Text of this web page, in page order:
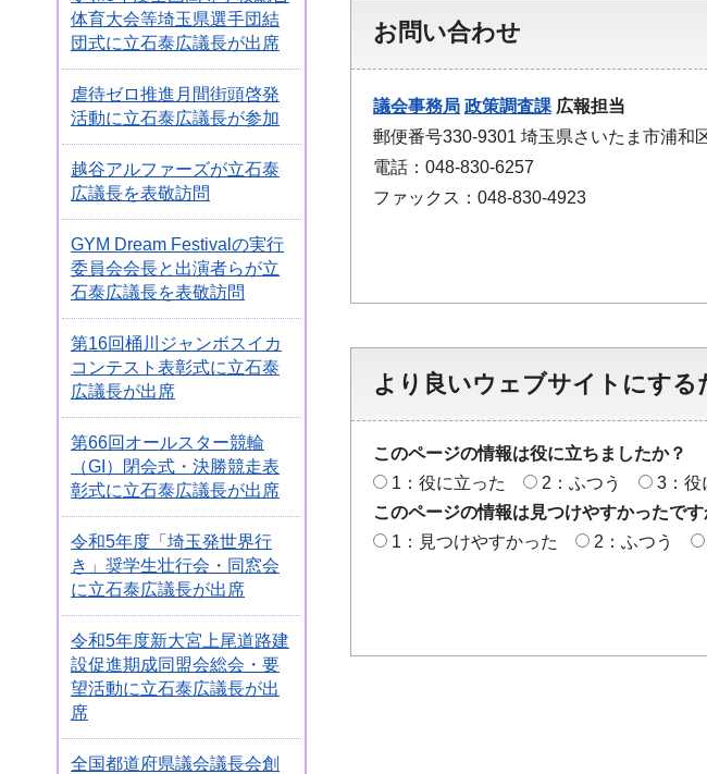
体育大会等埼玉県選手団結
団式に立石泰広議長が出席
虐待ゼロ推進月間街頭啓発
活動に立石泰広議長が参加
越谷アルファーズが立石泰
広議長を表敬訪問
GYM Dream Festivalの実行
委員会会長と出演者らが立
石泰広議長を表敬訪問
第16回桶川ジャンボスイカ
コンテスト表彰式に立石泰
広議長が出席
第66回オールスター競輪
（GI）閉会式・決勝競走表
彰式に立石泰広議長が出席
令和5年度「埼玉発世界行
き」奨学生壮行会・同窓会
に立石泰広議長が出席
令和5年度新大宮上尾道路建
設促進期成同盟会総会・要
望活動に立石泰広議長が出
席
全国都道府県議会議長会創
お問い合わせ
議会事務局 政策調査課 広報担当
郵便番号330-9301 埼玉県さいたま市浦和
電話：048-830-6257
ファックス：048-830-4923
より良いウェブサイトにす
このページの情報は役に立ちましたか？
1：役に立った
2：ふつう
3：役
このページの情報は見つけやすかったです
1：見つけやすかった
2：ふつう